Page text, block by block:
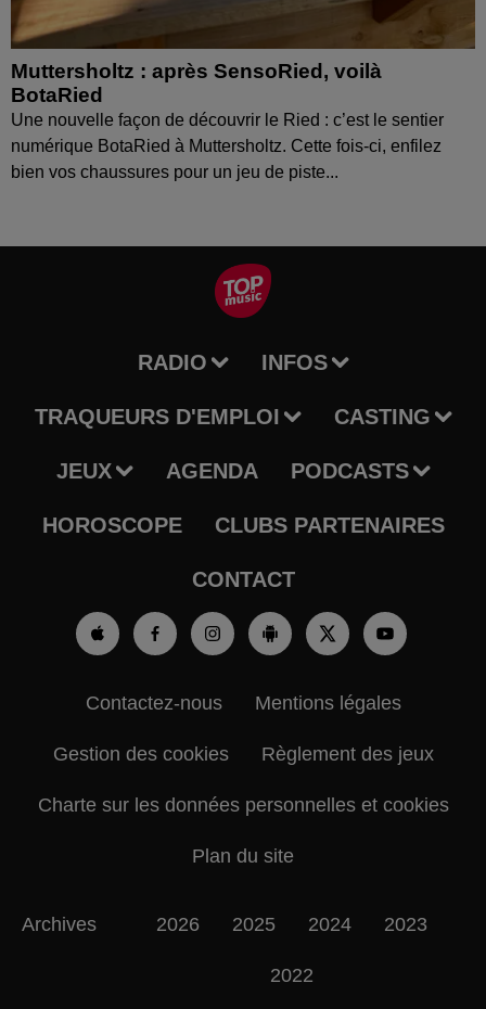
Muttersholtz : après SensoRied, voilà
BotaRied
Une nouvelle façon de découvrir le Ried : c’est le sentier
numérique BotaRied à Muttersholtz. Cette fois-ci, enfilez
bien vos chaussures pour un jeu de piste...
RADIO INFOS
TRAQUEURS D'EMPLOI CASTING
JEUX AGENDA PODCASTS
HOROSCOPE CLUBS PARTENAIRES
CONTACT
Contactez-nous Mentions légales
Gestion des cookies Règlement des jeux
Charte sur les données personnelles et cookies
Plan du site
Archives 2026 2025 2024 2023
2022